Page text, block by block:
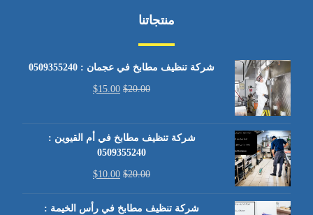
منتجاتنا
شركة تنظيف مطابخ في عجمان : 0509355240
$20.00
$15.00
شركة تنظيف مطابخ في أم القيوين :
0509355240
$20.00
$10.00
شركة تنظيف مطابخ في رأس الخيمة :